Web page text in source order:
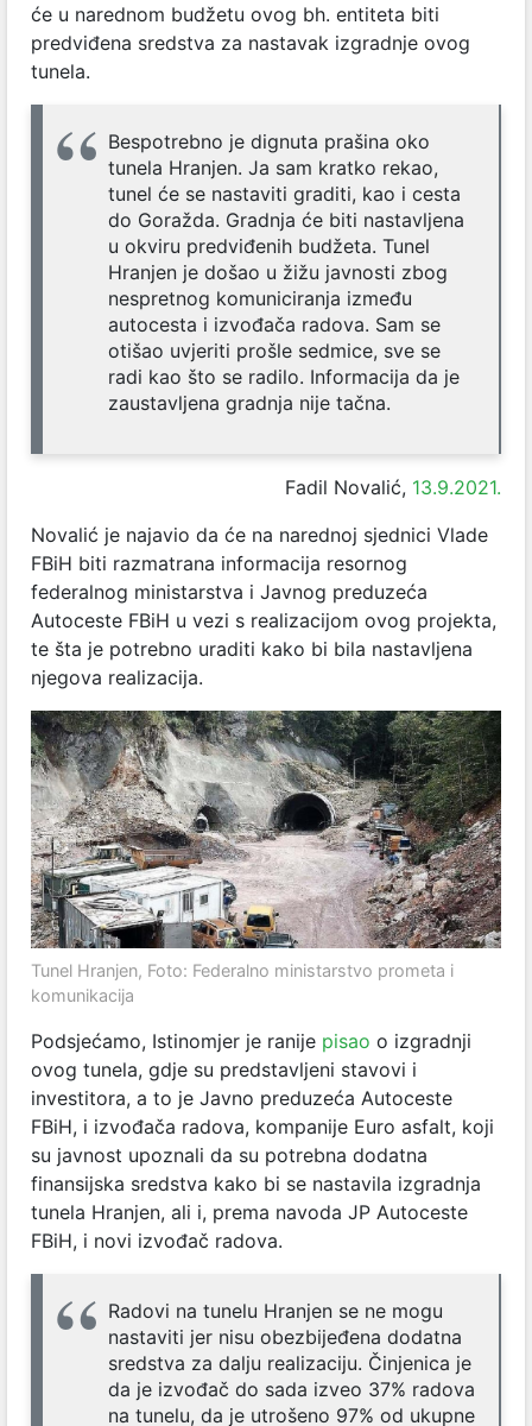
će u narednom budžetu ovog bh. entiteta biti
predviđena sredstva za nastavak izgradnje ovog
tunela.
Bespotrebno je dignuta prašina oko
tunela Hranjen. Ja sam kratko rekao,
tunel će se nastaviti graditi, kao i cesta
do Goražda. Gradnja će biti nastavljena
u okviru predviđenih budžeta. Tunel
Hranjen je došao u žižu javnosti zbog
nespretnog komuniciranja između
autocesta i izvođača radova. Sam se
otišao uvjeriti prošle sedmice, sve se
radi kao što se radilo. Informacija da je
zaustavljena gradnja nije tačna.
Fadil Novalić, 13.9.2021.
Novalić je najavio da će na narednoj sjednici Vlade
FBiH biti razmatrana informacija resornog
federalnog ministarstva i Javnog preduzeća
Autoceste FBiH u vezi s realizacijom ovog projekta,
te šta je potrebno uraditi kako bi bila nastavljena
njegova realizacija.
Tunel Hranjen, Foto: Federalno ministarstvo prometa i
komunikacija
Podsjećamo, Istinomjer je ranije pisao o izgradnji
ovog tunela, gdje su predstavljeni stavovi i
investitora, a to je Javno preduzeća Autoceste
FBiH, i izvođača radova, kompanije Euro asfalt, koji
su javnost upoznali da su potrebna dodatna
finansijska sredstva kako bi se nastavila izgradnja
tunela Hranjen, ali i, prema navoda JP Autoceste
FBiH, i novi izvođač radova.
Radovi na tunelu Hranjen se ne mogu
nastaviti jer nisu obezbijeđena dodatna
sredstva za dalju realizaciju. Činjenica je
da je izvođač do sada izveo 37% radova
na tunelu, da je utrošeno 97% od ukupne